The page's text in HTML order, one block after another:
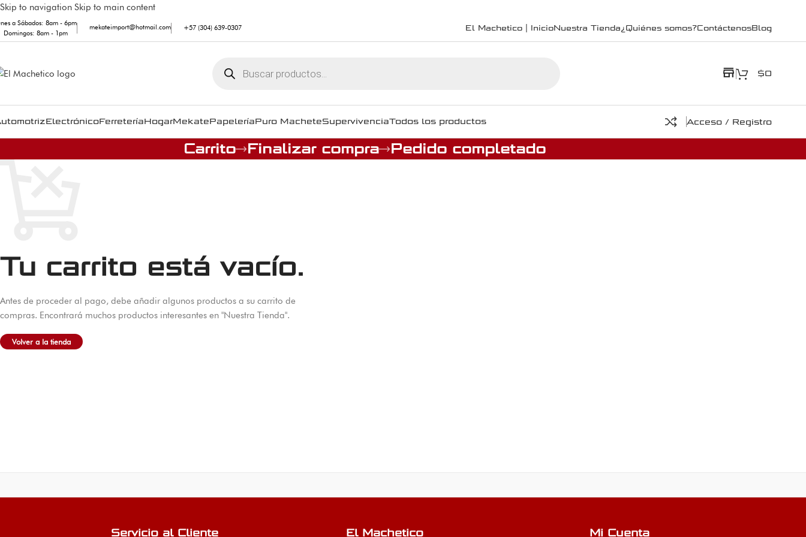
Skip to navigation Skip to main content
a Sábados: 8am - 6pm
Domingos: 8am - 1pm
mekateimport@hotmail.com +57 (304) 639-0307 El Machetico | InicioNuestra Tienda¿Quiénes somos?ContáctenosBlog
store $0
ElectrónicoFerreteríaHogarMekatePapeleríaPuro MacheteSupervivenciaTodos los productos Acceso / Registro
Carrito Finalizar compra Pedido completado
Tu carrito está vacío.
Antes de proceder al pago, debe añadir algunos productos a su carrito de
compras. Encontrará muchos productos interesantes en "Nuestra Tienda".
Volver a la tienda
Servicio al Cliente El Machetico Mi Cuenta